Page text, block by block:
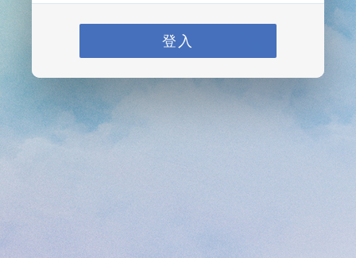
登入